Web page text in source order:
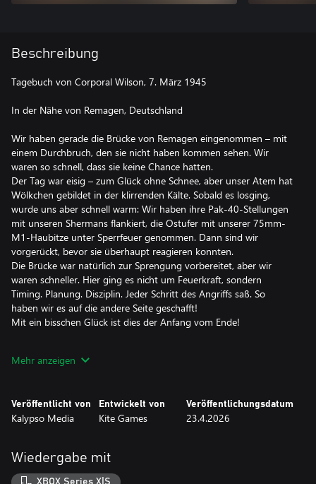
Beschreibung
Tagebuch von Corporal Wilson, 7. März 1945
In der Nähe von Remagen, Deutschland
Wir haben gerade die Brücke von Remagen eingenommen – mit
einem Durchbruch, den sie nicht haben kommen sehen. Wir
waren so schnell, dass sie keine Chance hatten.
Der Tag war eisig – zum Glück ohne Schnee, aber unser Atem hat
Wölkchen gebildet in der klirrenden Kälte. Sobald es losging,
wurde uns aber schnell warm: Wir haben ihre Pak-40-Stellungen
mit unseren Shermans flankiert, die Ostufer mit unserer 75mm-
M1-Haubitze unter Sperrfeuer genommen. Dann sind wir
vorgerückt, bevor sie überhaupt reagieren konnten.
Die Brücke war natürlich zur Sprengung vorbereitet, aber wir
waren schneller. Hier ging es nicht um Feuerkraft, sondern
Timing. Planung. Disziplin. Jeder Schritt des Angriffs saß. So
haben wir es auf die andere Seite geschafft!
Mit ein bisschen Glück ist dies der Anfang vom Ende!
Zweiten Weltkriegs! Sudden Strike 5 eröffnet dir eine große Zahl
Herangehensweisen, um die Ziele der 25 Missionen
umspannenden Kampagne auf den historischen Schlachtfeldern
Timing ist alles. Nutze jede sich bietende Gelegenheit, den Feind
zu überlisten – so wie die Eroberung strategischer Punkte, um
Mehr anzeigen
Veröffentlicht von
Kalypso Media
Entwickelt von
Kite Games
Veröffentlichungsdatum
23.4.2026
Wiedergabe mit